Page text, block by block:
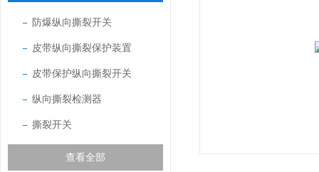
防爆纵向撕裂开关
皮带纵向撕裂保护装置
皮带保护纵向撕裂开关
纵向撕裂检测器
撕裂开关
查看全部